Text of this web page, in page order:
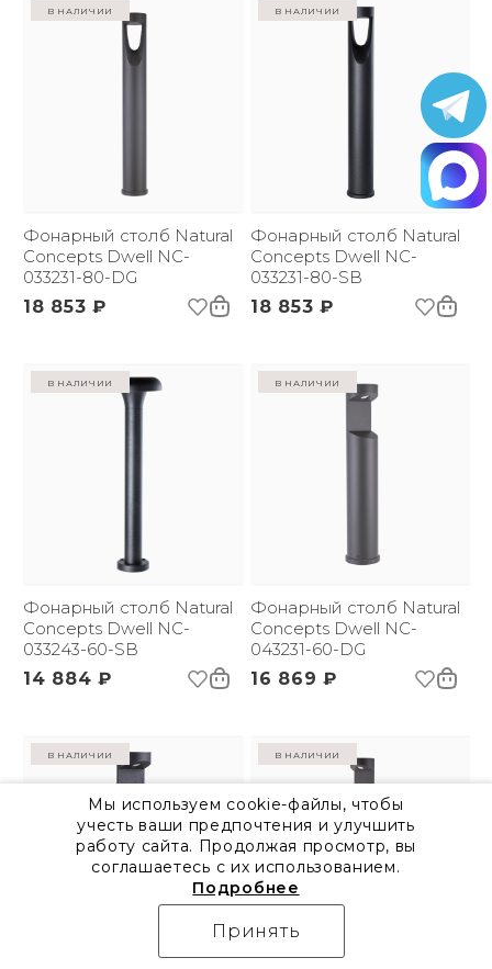
в наличии
Фонарный столб Natural
Concepts Dwell NC-
033231-80-DG
18 853 ₽
в наличии
Фонарный столб Natural
Concepts Dwell NC-
033231-80-SB
18 853 ₽
в наличии
Фонарный столб Natural
Concepts Dwell NC-
033243-60-SB
14 884 ₽
в наличии
Фонарный столб Natural
Concepts Dwell NC-
043231-60-DG
16 869 ₽
в наличии в наличии
Мы используем cookie-файлы, чтобы
учесть ваши предпочтения и улучшить
работу сайта. Продолжая просмотр, вы
соглашаетесь с их использованием.
Подробнее
Принять